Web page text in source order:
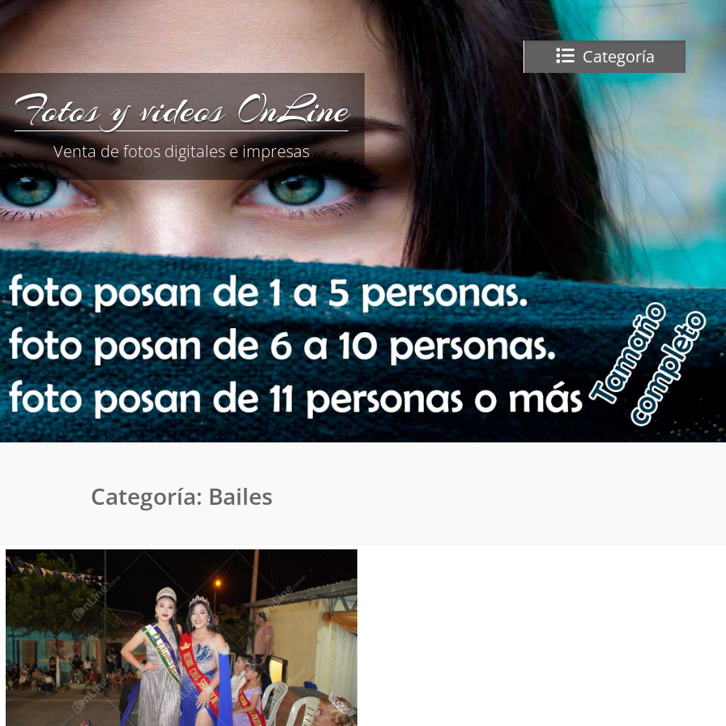
Categoría
Fotos y videos OnLine
Venta de fotos digitales e impresas
Categoría: Bailes